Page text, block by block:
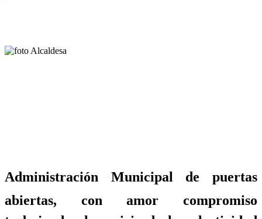
Administración Municipal de puertas
abiertas, con amor compromiso